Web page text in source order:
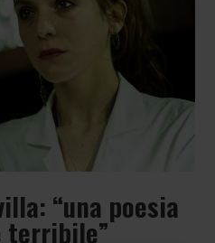
“una poesia
terribile”